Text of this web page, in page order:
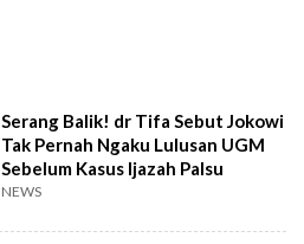
Serang Balik! dr Tifa Sebut Jokowi
Tak Pernah Ngaku Lulusan UGM
Sebelum Kasus Ijazah Palsu
NEWS